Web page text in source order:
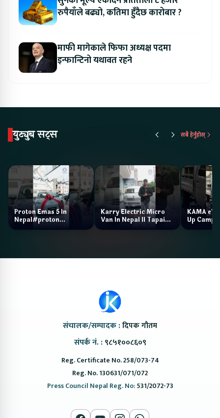
रुपैयाँले बढ्यो, कतिमा हुँदैछ कारोबार ?
माफी मागेकाले फिफा अध्यक्ष पदमा
इन्फान्टिनो यथावत रहने
युट्युब सट्स सबै हेर्नुहोस्
Proton Emas 5 In
Nepal#proton
#protonemas5#protonnepal#evcarnepal
Karry Electric Micro
Van In Nepal II Tapaiko
KAMA eV
Up Camp
संचालक/सम्पादक :दिपक गौतम
संपर्क नं. : ९८५१००८६०९
Reg. Certificate No. 258/073-74
Reg. No. 130631/071/072
Press Council Nepal Reg. No:531/2072-73